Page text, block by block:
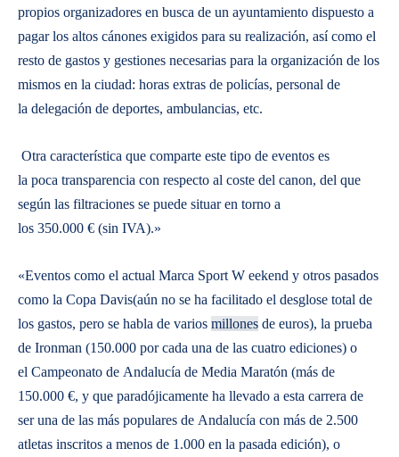
propios organizadores en busca de un ayuntamiento dispuesto a
pagar los altos cánones exigidos para su realización, así como el
resto de gastos y gestiones necesarias para la organización de los
mismos en la ciudad: horas extras de policías, personal de
la delegación de deportes, ambulancias, etc.
Otra característica que comparte este tipo de eventos es
la poca transparencia con respecto al coste del canon, del que
según las filtraciones se puede situar en torno a
los 350.000 € (sin IVA).»
«Eventos como el actual Marca Sport W eekend y otros pasados
como la Copa Davis(aún no se ha facilitado el desglose total de
los gastos, pero se habla de varios millones de euros), la prueba
de Ironman (150.000 por cada una de las cuatro ediciones) o
el Campeonato de Andalucía de Media Maratón (más de
150.000 €, y que paradójicamente ha llevado a esta carrera de
ser una de las más populares de Andalucía con más de 2.500
atletas inscritos a menos de 1.000 en la pasada edición), o